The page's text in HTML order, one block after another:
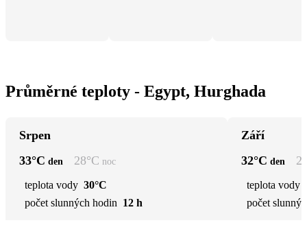
Průměrné teploty - Egypt, Hurghada
Srpen
33°C den 28°C noc
teplota vody 30°C
počet slunných hodin 12 h
Září
32°C den
teplota vody
počet